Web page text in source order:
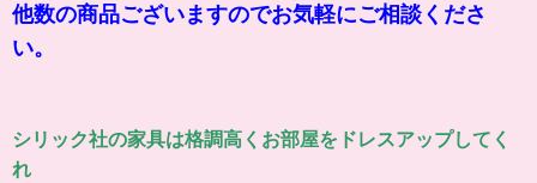
他数の商品ございますのでお気軽にご相談くださ
い。
シリック社の家具は格調高くお部屋をドレスアップしてく
れ